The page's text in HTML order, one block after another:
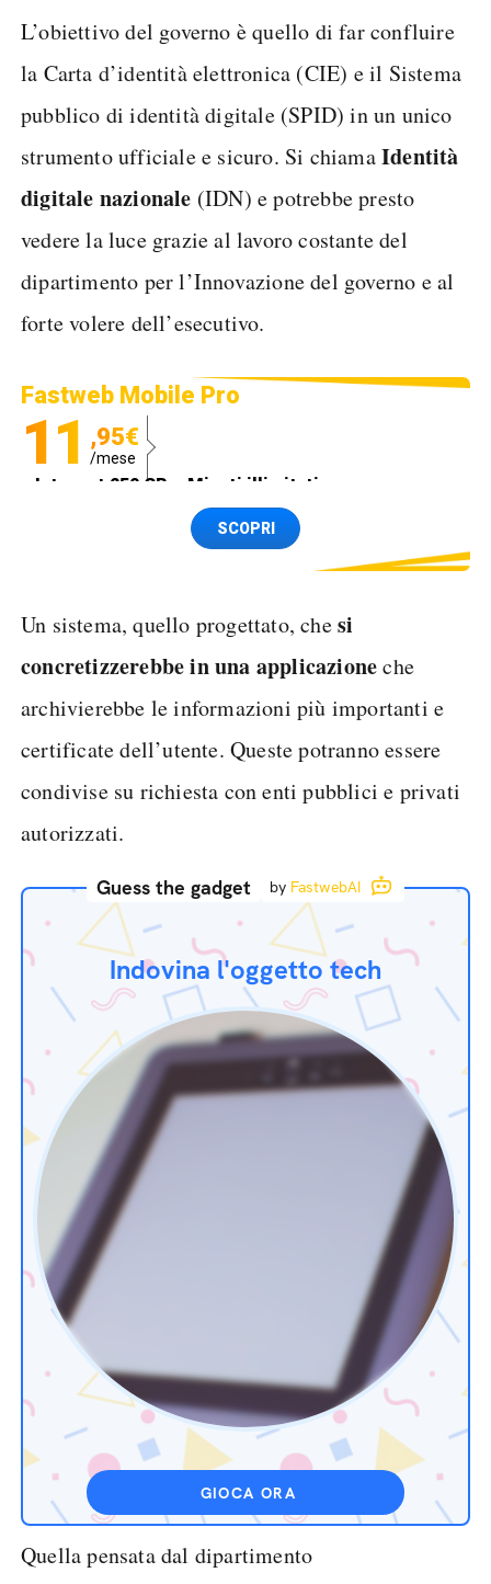
L’obiettivo del governo è quello di far confluire
la Carta d’identità elettronica (CIE) e il Sistema
pubblico di identità digitale (SPID) in un unico
strumento ufficiale e sicuro. Si chiamaIdentità
digitale nazionale (IDN) e potrebbe presto
vedere la luce grazie al lavoro costante del
dipartimento per l’Innovazione del governo e al
forte volere dell’esecutivo.
Fastweb Mobile Pro
11 ,95€
/mese
Internet 250 GB e Minuti illimitati
Spedizione SIM GRATISSCOPRI
Un sistema, quello progettato, chesi
concretizzerebbe in una applicazioneche
archivierebbe le informazioni più importanti e
certificate dell’utente. Queste potranno essere
condivise su richiesta con enti pubblici e privati
autorizzati.
Guess the gadget by FastwebAI
Indovina l'oggetto tech
GIOCA ORA
Quella pensata dal dipartimento